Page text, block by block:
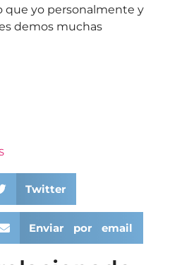
que yo personalmente y
demos muchas
Twitter
Enviar por email